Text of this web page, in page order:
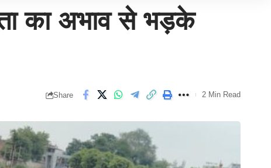
का अभाव से भड़के
Share 2 Min Read